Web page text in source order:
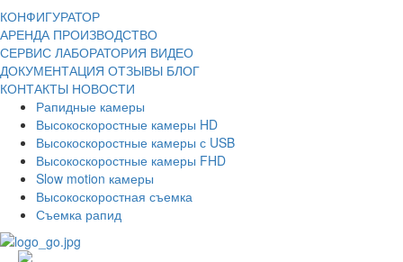
КОНФИГУРАТОР
АРЕНДА ПРОИЗВОДСТВО
СЕРВИС ЛАБОРАТОРИЯ ВИДЕО
ДОКУМЕНТАЦИЯ ОТЗЫВЫ БЛОГ
КОНТАКТЫ НОВОСТИ
Рапидные камеры
Высокоскоростные камеры HD
Высокоскоростные камеры с USB
Высокоскоростные камеры FHD
Slow motion камеры
Высокоскоростная съемка
Съемка рапид